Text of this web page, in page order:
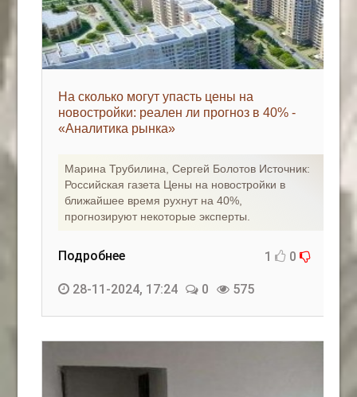
На сколько могут упасть цены на
новостройки: реален ли прогноз в 40% -
«Аналитика рынка»
Марина Трубилина, Сергей Болотов Источник:
Российская газета Цены на новостройки в
ближайшее время рухнут на 40%,
прогнозируют некоторые эксперты.
Подробнее 1 0
28-11-2024, 17:24 0 575